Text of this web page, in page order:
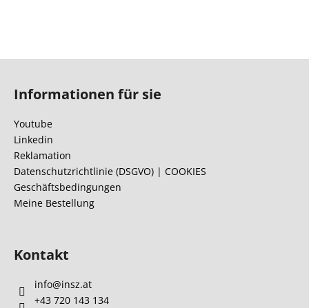
Informationen für sie
Youtube
Linkedin
Reklamation
Datenschutzrichtlinie (DSGVO) | COOKIES
Geschäftsbedingungen
Meine Bestellung
Kontakt
info@insz.at
+43 720 143 134